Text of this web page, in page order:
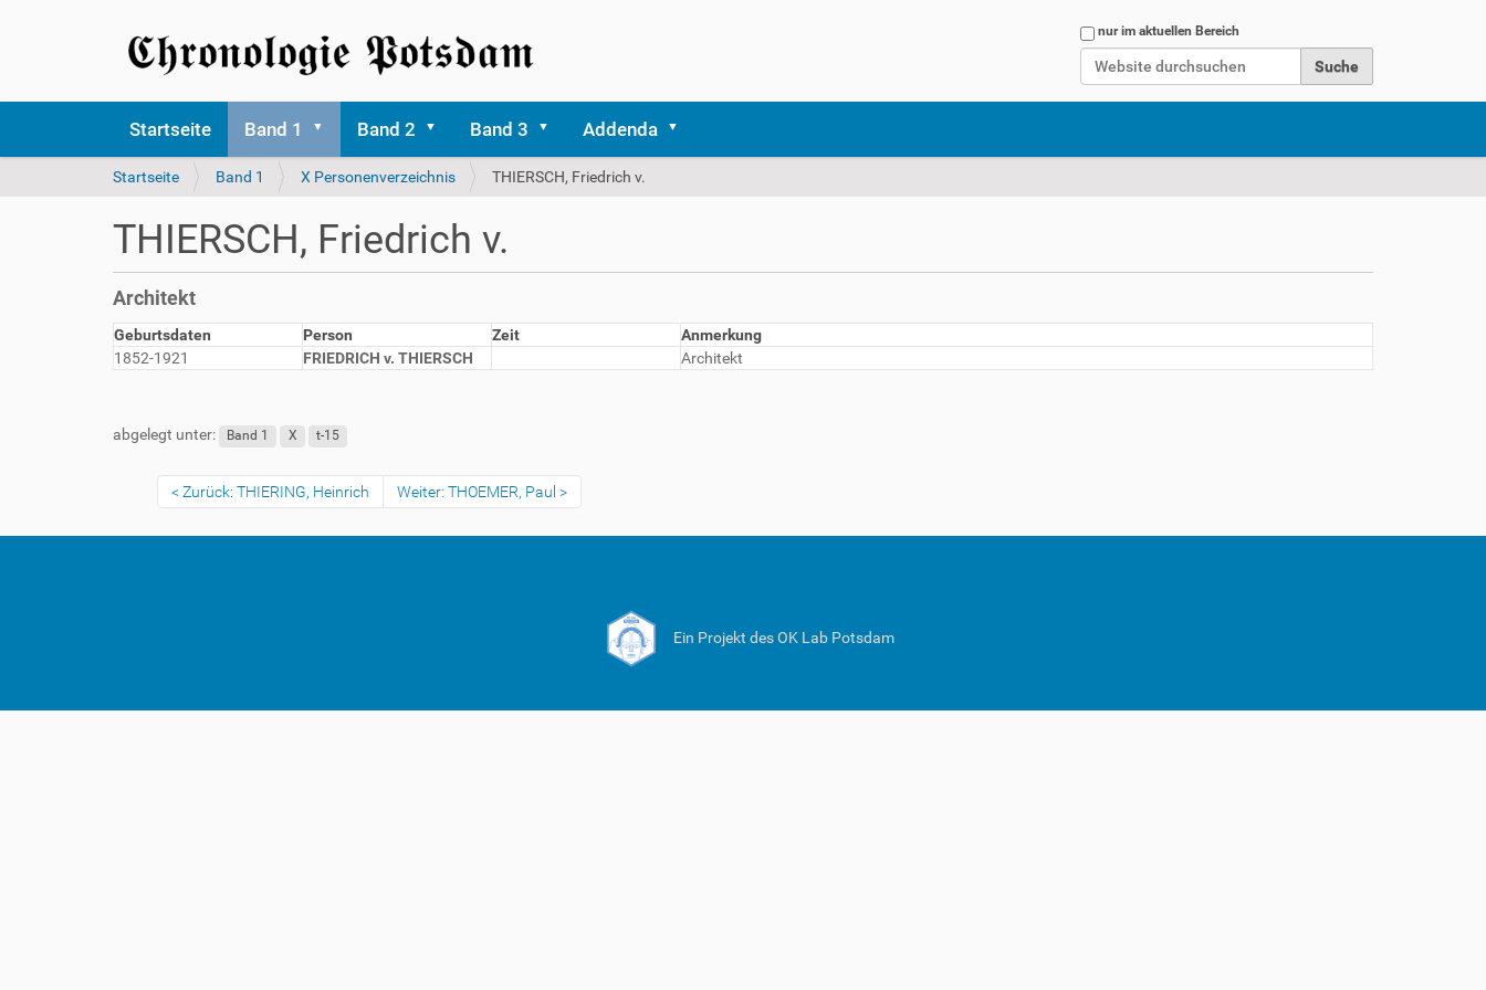
Website durchsuchen
nur im aktuellen Bereich
Startseite Band 1 Band 2 Band 3 Addenda
S
d
h
i
e
Startseite Band 1 X Personenverzeichnis THIERSCH, Friedrich v.
THIERSCH, Friedrich v.
Architekt
Geburtsdaten Person Zeit
Anmerkung
1852-1921
FRIEDRICH v. THIERSCH Architekt
abgelegt unter: Band 1 X t-15
Zurück: THIERING, Heinrich Weiter: THOEMER, Paul
Ein Projekt des OK Lab Potsdam